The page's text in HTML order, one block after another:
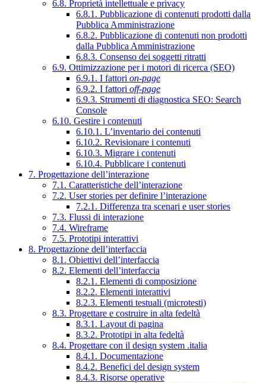
6.8. Proprietà intellettuale e privacy
6.8.1. Pubblicazione di contenuti prodotti dalla
Pubblica Amministrazione
6.8.2. Pubblicazione di contenuti non prodotti
dalla Pubblica Amministrazione
6.8.3. Consenso dei soggetti ritratti
6.9. Ottimizzazione per i motori di ricerca (SEO)
6.9.1. I fattori on-page
6.9.2. I fattori off-page
6.9.3. Strumenti di diagnostica SEO: Search
Console
6.10. Gestire i contenuti
6.10.1. L’inventario dei contenuti
6.10.2. Revisionare i contenuti
6.10.3. Migrare i contenuti
6.10.4. Pubblicare i contenuti
7. Progettazione dell’interazione
7.1. Caratteristiche dell’interazione
7.2. User stories per definire l’interazione
7.2.1. Differenza tra scenari e user stories
7.3. Flussi di interazione
7.4. Wireframe
7.5. Prototipi interattivi
8. Progettazione dell’interfaccia
8.1. Obiettivi dell’interfaccia
8.2. Elementi dell’interfaccia
8.2.1. Elementi di composizione
8.2.2. Elementi interattivi
8.2.3. Elementi testuali (microtesti)
8.3. Progettare e costruire in alta fedeltà
8.3.1. Layout di pagina
8.3.2. Prototipi in alta fedeltà
8.4. Progettare con il design system .italia
8.4.1. Documentazione
8.4.2. Benefici del design system
8.4.3. Risorse operative